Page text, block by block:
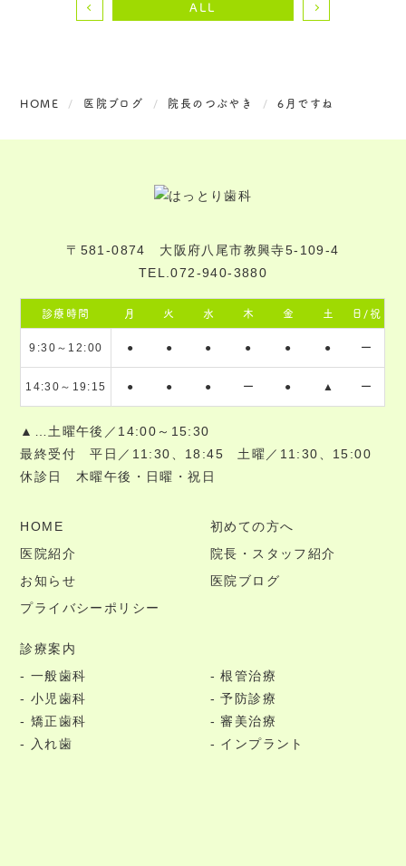
ALL
HOME 医院ブログ 院長のつぶやき 6月ですね
〒581-0874 大阪府八尾市教興寺5-109-4
TEL.072-940-3880
診療時間 月 火 水 木 金 土 日/祝
9:30～12:00 ● ● ● ● ● ● ー
14:30～19:15 ● ● ● ー ● ▲ ー
▲…土曜午後／14:00～15:30
最終受付 平日／11:30、18:45 土曜／11:30、15:00
休診日 木曜午後・日曜・祝日
HOME
初めての方へ
医院紹介
院長・スタッフ紹介
お知らせ
医院ブログ
プライバシーポリシー
診療案内
一般歯科
根管治療
小児歯科
予防診療
矯正歯科
審美治療
入れ歯
インプラント